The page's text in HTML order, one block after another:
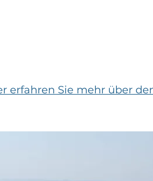
erfahren Sie mehr über